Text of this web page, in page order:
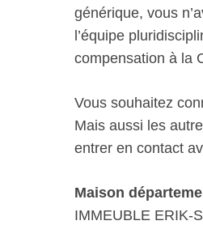
générique, vous
l’équipe
compensation à la
Vous souhaitez
Mais aussi les
entrer en contact
Maison
IMMEUBLE ERIK-